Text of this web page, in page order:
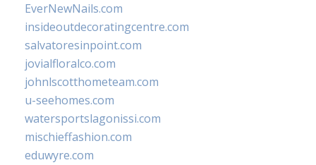
EverNewNails.com
insideoutdecoratingcentre.com
salvatoresinpoint.com
jovialfloralco.com
johnlscotthometeam.com
u-seehomes.com
watersportslagonissi.com
mischieffashion.com
eduwyre.com